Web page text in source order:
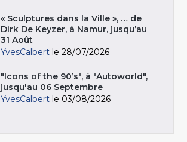
« Sculptures dans la Ville », … de
Dirk De Keyzer, à Namur, jusqu’au
31 Août
YvesCalbert le 28/07/2026
"Icons of the 90’s", à "Autoworld",
jusqu'au 06 Septembre
YvesCalbert le 03/08/2026